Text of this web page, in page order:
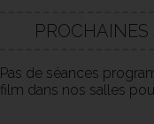
PROCHAINES
Pas de séances
film dans nos salles